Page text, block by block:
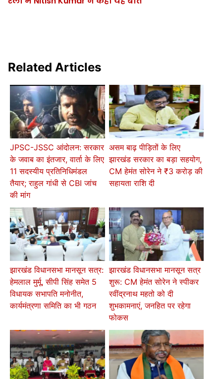
Related Articles
JPSC-JSSC आंदोलन: सरकार
के जवाब का इंतजार, वार्ता के लिए
11 सदस्यीय प्रतिनिधिमंडल
तैयार; राहुल गांधी से CBI जांच
की मांग
असम बाढ़ पीड़ितों के लिए
झारखंड सरकार का बड़ा सहयोग,
CM हेमंत सोरेन ने ₹3 करोड़ की
सहायता राशि दी
झारखंड विधानसभा मानसून सत्र:
हेमलाल मुर्मू, सीपी सिंह समेत 5
विधायक सभापति मनोनीत,
कार्यमंत्रणा समिति का भी गठन
झारखंड विधानसभा मानसून सत्र
शुरू: CM हेमंत सोरेन ने स्पीकर
रवींद्रनाथ महतो को दी
शुभकामनाएं, जनहित पर रहेगा
फोकस